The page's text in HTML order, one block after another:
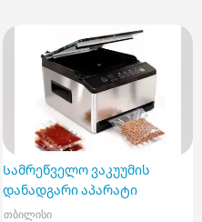
Სამრეწველო ვაკუუმის
დანადგარი აპარატი
თბილისი